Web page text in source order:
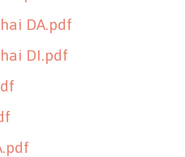
DA.pdf
DI.pdf